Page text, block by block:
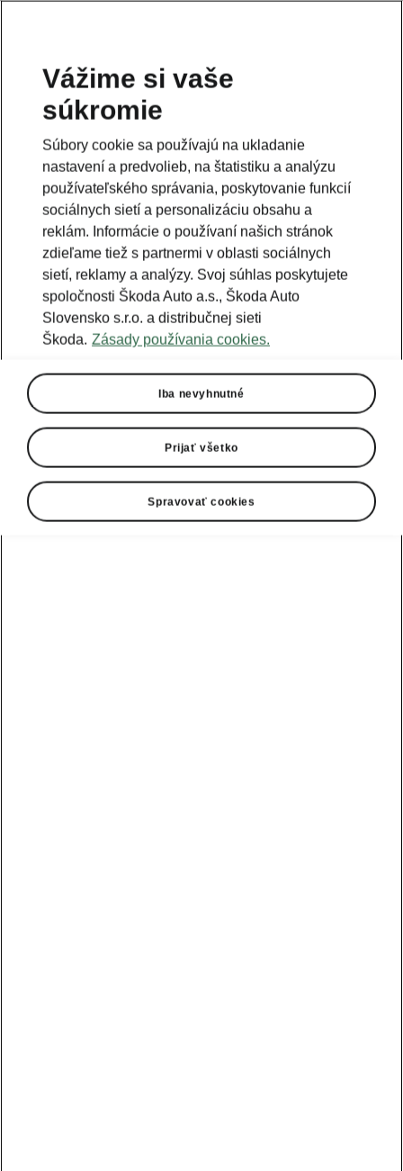
Vážime si vaše
súkromie
Súbory cookie sa používajú na ukladanie
nastavení a predvolieb, na štatistiku a analýzu
používateľského správania, poskytovanie funkcií
sociálnych sietí a personalizáciu obsahu a
reklám. Informácie o používaní našich stránok
zdieľame tiež s partnermi v oblasti sociálnych
sietí, reklamy a analýzy. Svoj súhlas poskytujete
spoločnosti Škoda Auto a.s., Škoda Auto
Slovensko s.r.o. a distribučnej sieti
Škoda. Zásady používania cookies.
Iba nevyhnutné
Prijať všetko
Spravovať cookies